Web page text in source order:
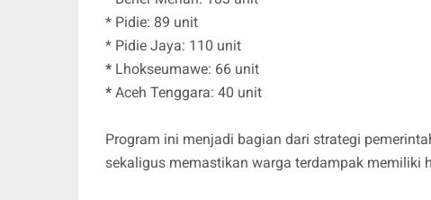
* Pidie: 89 unit
* Pidie Jaya: 110 unit
* Lhokseumawe: 66 unit
* Aceh Tenggara: 40 unit
Program ini menjadi bagian dari strategi
sekaligus memastikan warga terdampak memiliki